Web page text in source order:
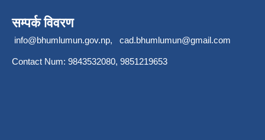
सम्पर्क विवरण
info@bhumlumun.gov.np, cad.bhumlumun@gmail.com
Contact Num: 9843532080, 9851219653